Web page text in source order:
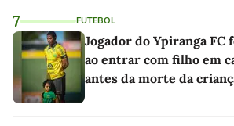
7 FUTEBOL
Jogador do Ypiranga FC
ao entrar com filho em
antes da morte da